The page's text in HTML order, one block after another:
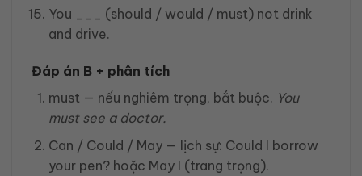
You ___ (should / would / must) not drink
and drive.
Đáp án B + phân tích
must — nếu nghiêm trọng, bắt buộc. You
must see a doctor.
Can / Could / May — lịch sự: Could I borrow
your pen? hoặc May I (trang trọng).